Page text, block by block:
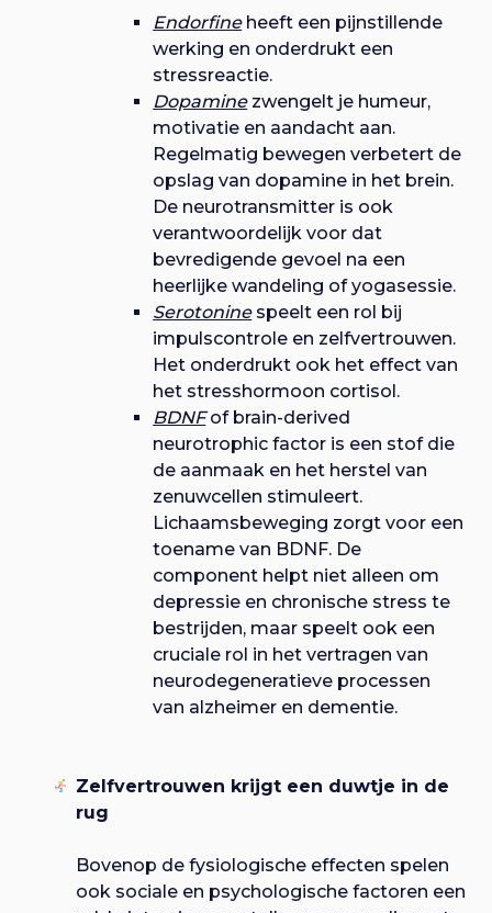
Endorfineheeft een pijnstillende
werking en onderdrukt een
stressreactie.
Dopaminezwengelt je humeur,
motivatie en aandacht aan.
Regelmatig bewegen verbetert de
opslag van dopamine in het brein.
De neurotransmitter is ook
verantwoordelijk voor dat
bevredigende gevoel na een
heerlijke wandeling of yogasessie.
Serotoninespeelt een rol bij
impulscontrole en zelfvertrouwen.
Het onderdrukt ook het effect van
het stresshormoon cortisol.
BDNFof brain-derived
neurotrophic factor is een stof die
de aanmaak en het herstel van
zenuwcellen stimuleert.
Lichaamsbeweging zorgt voor een
toename van BDNF. De
component helpt niet alleen om
depressie en chronische stress te
bestrijden, maar speelt ook een
cruciale rol in het vertragen van
neurodegeneratieve processen
van alzheimer en dementie.
Zelfvertrouwen krijgt een duwtje in de
rug
Bovenop de fysiologische effecten spelen
ook sociale en psychologische factoren een